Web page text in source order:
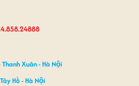
Xuân - Hà Nội
Hồ - Hà Nội